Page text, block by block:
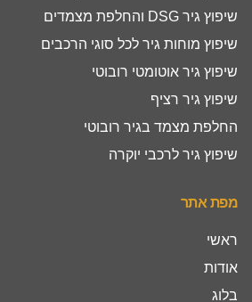
שיפוץ גיר DSG והחלפת מצמדים
שיפוץ מוחות גיר לכל סוגי הרכבים
שיפוץ גיר אוטומטי רובוטי
שיפוץ גיר רציף
החלפת מצמד בגיר רובוטי
שיפוץ גיר לרכבי יוקרה
מפת אתר
ראשי
אודות
בלוג